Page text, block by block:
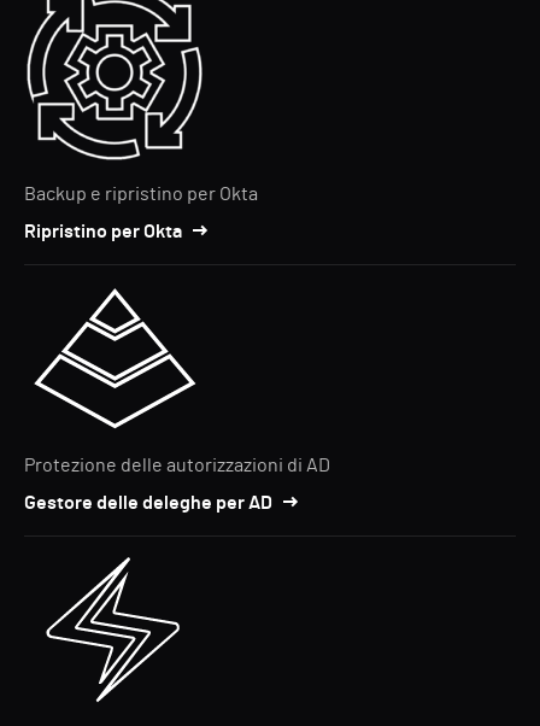
Backup e ripristino per Okta
Ripristino per Okta
Protezione delle autorizzazioni di AD
Gestore delle deleghe per AD